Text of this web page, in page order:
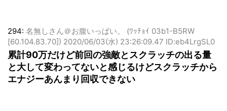
294:名無しさん＠お腹いっぱい。 (ﾜｯﾁｮｲ 03b1-B5RW
[60.104.83.70]) 2020/06/03(水) 23:26:09.47 ID:eb4LrgSL0
累計90万だけど前回の強敵とスクラッチの出る量
と大して変わってないと感じるけどスクラッチから